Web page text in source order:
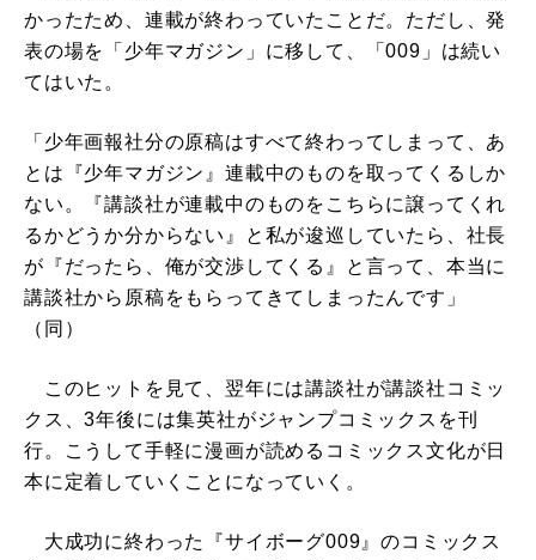
かったため、連載が終わっていたことだ。ただし、発
表の場を「少年マガジン」に移して、「009」は続い
てはいた。
「少年画報社分の原稿はすべて終わってしまって、あ
とは『少年マガジン』連載中のものを取ってくるしか
ない。『講談社が連載中のものをこちらに譲ってくれ
るかどうか分からない』と私が逡巡していたら、社長
が『だったら、俺が交渉してくる』と言って、本当に
講談社から原稿をもらってきてしまったんです」
（同）
このヒットを見て、翌年には講談社が講談社コミッ
クス、3年後には集英社がジャンプコミックスを刊
行。こうして手軽に漫画が読めるコミックス文化が日
本に定着していくことになっていく。
大成功に終わった『サイボーグ009』のコミックス